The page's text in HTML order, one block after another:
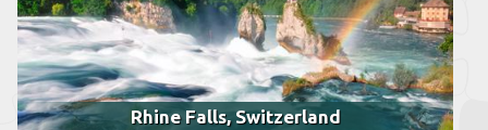
Rhine Falls, Switzerland